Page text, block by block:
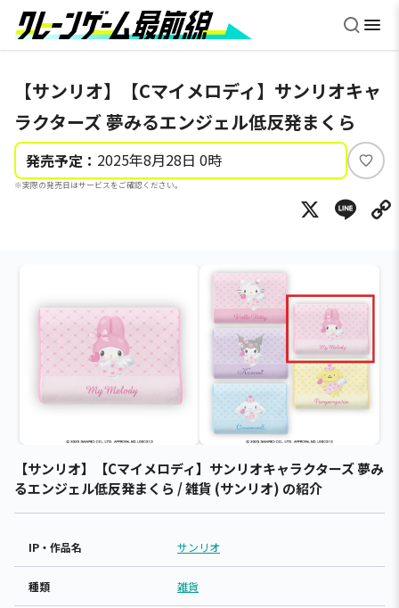
【サンリオ】【Cマイメロディ】サンリオキャ
ラクターズ 夢みるエンジェル低反発まくら
発売予定： 2025年8月28日 0時
※実際の発売日はサービスをご確認ください。
い
ね
X
【サンリオ】【Cマイメロディ】サンリオキャラクターズ 夢み
るエンジェル低反発まくら / 雑貨 (サンリオ) の紹介
IP・作品名 サンリオ
種類 雑貨